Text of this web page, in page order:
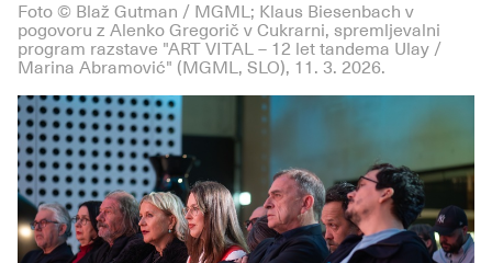
Foto © Blaž Gutman / MGML; Klaus Biesenbach v
pogovoru z Alenko Gregorič v Cukrarni, spremljevalni
program razstave "ART VITAL – 12 let tandema Ulay /
Marina Abramović" (MGML, SLO), 11. 3. 2026.